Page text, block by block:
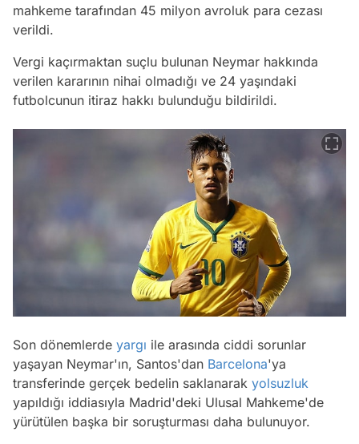
mahkeme tarafından 45 milyon avroluk para cezası
verildi.
Vergi kaçırmaktan suçlu bulunan Neymar hakkında
verilen kararının nihai olmadığı ve 24 yaşındaki
futbolcunun itiraz hakkı bulunduğu bildirildi.
Son dönemlerde yargı ile arasında ciddi sorunlar
yaşayan Neymar'ın, Santos'dan Barcelona'ya
transferinde gerçek bedelin saklanarak yolsuzluk
yapıldığı iddiasıyla Madrid'deki Ulusal Mahkeme'de
yürütülen başka bir soruşturması daha bulunuyor.